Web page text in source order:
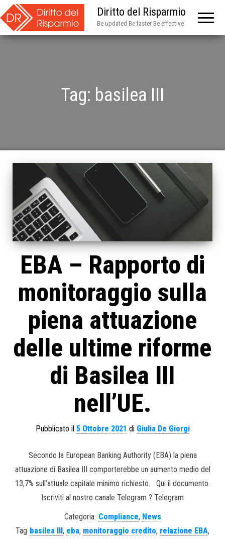
Diritto del Risparmio
Be updated Be faster Be effective
Tag: basilea III
EBA – Rapporto di
monitoraggio sulla
piena attuazione
delle ultime riforme
di Basilea III
nell’UE.
Pubblicato il 5 Ottobre 2021 di Giulia De Giorgi
Secondo la European Banking Authority (EBA) la piena
attuazione di Basilea III comporterebbe un aumento medio del
13,7% sull’attuale capitale minimo richiesto. Qui il documento.
Iscriviti al nostro canale Telegram ? Telegram
Categoria: Compliance, News
Tag basilea III , eba, monitoraggio credito, relazione EBA,